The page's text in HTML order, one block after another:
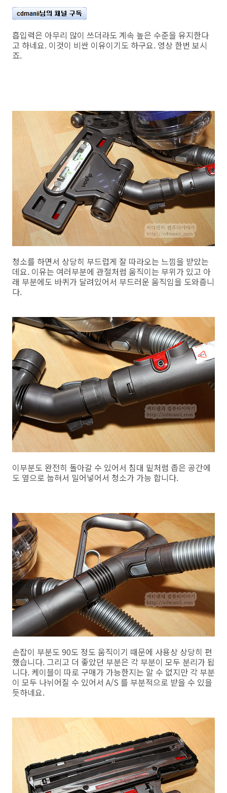
흡입력은 아무리 많이 쓰더라도 계속 높은 수준을 유지한다
고 하네요. 이것이 비싼 이유이기도 하구요. 영상 한번 보시
죠.
청소를 하면서 상당히 부드럽게 잘 따라오는 느낌을 받았는
데요. 이유는 여러부분에 관절처럼 움직이는 부위가 있고 아
래 부분에도 바퀴가 달려있어서 부드러운 움직임을 도와줍니
다.
이부분도 완전히 돌아갈 수 있어서 침대 밑처럼 좁은 공간에
도 옆으로 눕혀서 밀어넣어서 청소가 가능 합니다.
손잡이 부분도 90도 정도 움직이기 때문에 사용상 상당히 편
했습니다. 그리고 더 좋았던 부분은 각 부분이 모두 분리가 됩
니다. 케이블이 따로 구매가 가능한지는 알 수 없지만 각 부분
이 모두 나뉘어질 수 있어서 A/S 를 부분적으로 받을 수 있을
듯하네요.